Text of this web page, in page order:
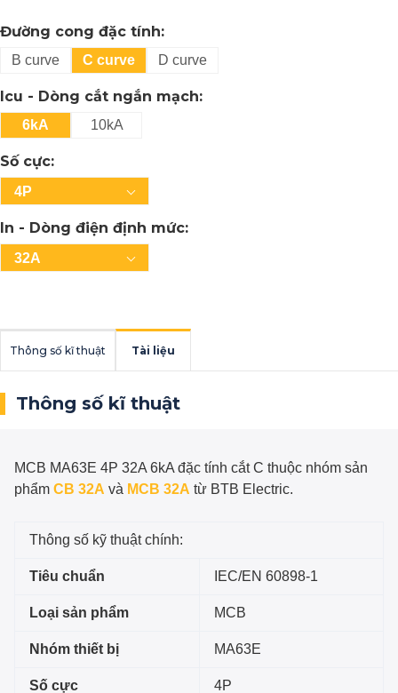
Đường cong đặc tính:
B curve C curve D curve
Icu - Dòng cắt ngắn mạch:
6kA 10kA
Số cực:
4P
In - Dòng điện định mức:
32A
Thông số kĩ thuật Tài liệu
Thông số kĩ thuật
MCB MA63E 4P 32A 6kA đặc tính cắt C thuộc nhóm sản
phẩm CB 32A và MCB 32A từ BTB Electric.
Thông số kỹ thuật chính:
Tiêu chuẩn IEC/EN 60898-1
Loại sản phẩm MCB
Nhóm thiết bị MA63E
Số cực 4P